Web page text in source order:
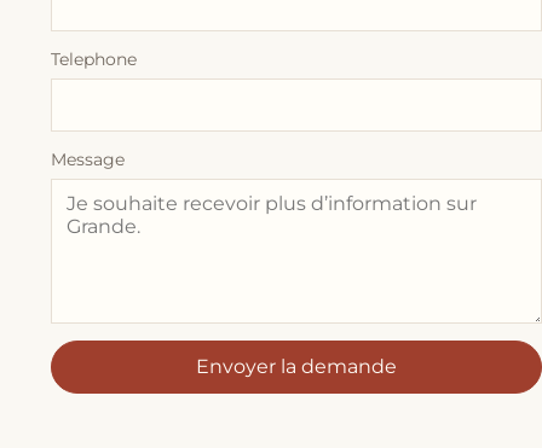
Telephone
Message
Envoyer la demande